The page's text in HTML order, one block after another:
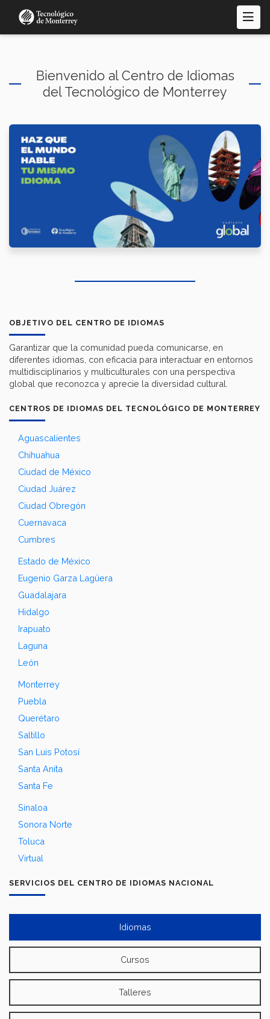
Bienvenido al Centro de Idiomas
del Tecnológico de Monterrey
OBJETIVO DEL CENTRO DE IDIOMAS
Garantizar que la comunidad pueda comunicarse, en
diferentes idiomas, con eficacia para interactuar en entornos
multidisciplinarios y multiculturales con una perspectiva
global que reconozca y aprecie la diversidad cultural.
CENTROS DE IDIOMAS DEL TECNOLÓGICO DE MONTERREY
Aguascalientes
Chihuahua
Ciudad de México
Ciudad Juárez
Ciudad Obregón
Cuernavaca
Cumbres
Estado de México
Eugenio Garza Lagüera
Guadalajara
Hidalgo
Irapuato
Laguna
León
Monterrey
Puebla
Querétaro
Saltillo
San Luis Potosí
Santa Anita
Santa Fe
Sinaloa
Sonora Norte
Toluca
Virtual
SERVICIOS DEL CENTRO DE IDIOMAS NACIONAL
Idiomas
Cursos
Talleres